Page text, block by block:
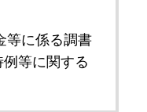
等に係る調書
等に関する